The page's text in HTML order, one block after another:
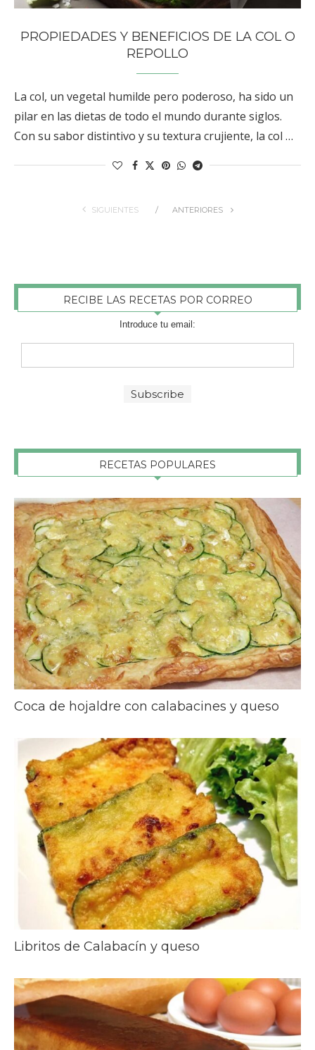
PROPIEDADES Y BENEFICIOS DE LA COL O
REPOLLO
La col, un vegetal humilde pero poderoso, ha sido un
pilar en las dietas de todo el mundo durante siglos.
Con su sabor distintivo y su textura crujiente, la col …
SIGUIENTES ANTERIORES
RECIBE LAS RECETAS POR CORREO
Introduce tu email:
RECETAS POPULARES
Coca de hojaldre con calabacines y queso
Libritos de Calabacín y queso